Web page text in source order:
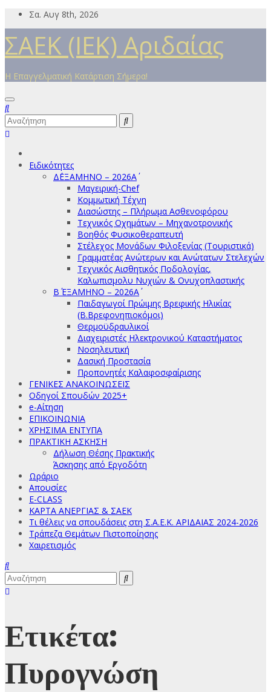
Μετάβαση
περιεχόμενο
Σα. Αυγ 8th, 2026
ΣΑΕΚ (ΙΕΚ) Αριδαίας
Η Επαγγελματική Κατάρτιση Σήμερα!
Ειδικότητες
Δ΄ΕΞΑΜΗΝΟ – 2026Α΄
Μαγειρική-Chef
Κομμωτική Τέχνη
Διασώστης – Πλήρωμα Ασθενοφόρου
Τεχνικός Οχημάτων – Μηχανοτρονικής
Βοηθός Φυσικοθεραπευτή
Στέλεχος Μονάδων Φιλοξενίας (Τουριστικά)
Γραμματέας Ανώτερων και Ανώτατων Στελεχών
Τεχνικός Αισθητικός Ποδολογίας,
Καλωπισμολυ Νυχιών & Ονυχοπλαστικής
Β΄ ΕΞΑΜΗΝΟ – 2026Α΄
Παιδαγωγοί Πρώιμης Βρεφικής Ηλικίας
(Β.Βρεφονηπιοκόμοι)
Θερμοϋδραυλικοί
Διαχειριστές Ηλεκτρονικού Καταστήματος
Νοσηλευτική
Δασική Προστασία
Προπονητές Καλαφοσφαίρισης
ΓΕΝΙΚΕΣ ΑΝΑΚΟΙΝΩΣΕΙΣ
Οδηγοί Σπουδών 2025+
e-Αίτηση
ΕΠΙΚΟΙΝΩΝΙΑ
ΧΡΗΣΙΜΑ ΕΝΤΥΠΑ
ΠΡΑΚΤΙΚΗ ΑΣΚΗΣΗ
Δήλωση Θέσης Πρακτικής
Άσκησης από Εργοδότη
Ωράριο
Απουσίες
E-CLASS
ΚΑΡΤΑ ΑΝΕΡΓΙΑΣ & ΣΑΕΚ
Τι θέλεις να σπουδάσεις στη Σ.Α.Ε.Κ. ΑΡΙΔΑΙΑΣ 2024-2026
Τράπεζα Θεμάτων Πιστοποίησης
Χαιρετισμός
Ετικέτα:
Πυρογνώση